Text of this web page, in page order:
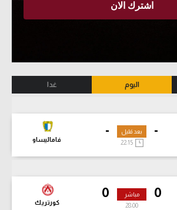
اليوم غدا
-
-
فاماليساو
بعد قليل
22:15
0
0
كورتريك
مباشر
28:02